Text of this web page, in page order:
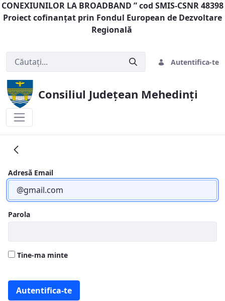
CONEXIUNILOR LA BROADBAND ” cod SMIS-CSNR 48398
Proiect cofinanţat prin Fondul European de Dezvoltare
Regională
Autentifica-te
Consiliul Județean Mehedinți
Adresă Email
Parola
Tine-ma minte
Autentifica-te